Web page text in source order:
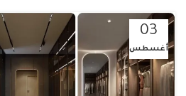
03
أغسطس